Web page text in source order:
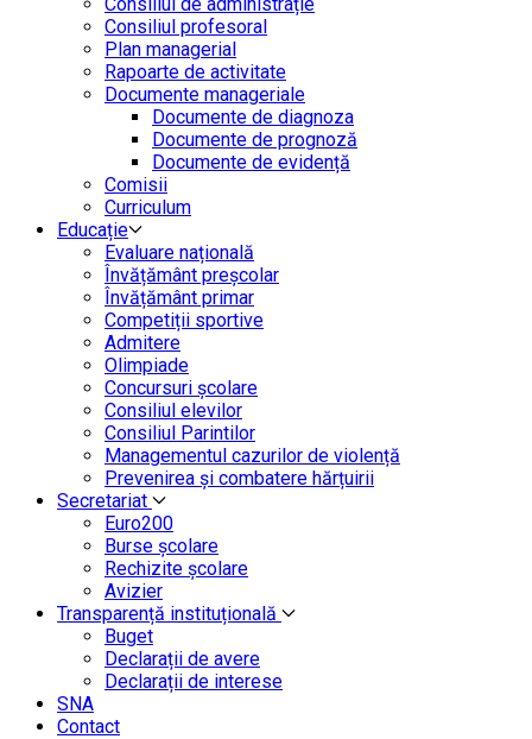
Consiliul profesoral
Plan managerial
Rapoarte de activitate
Documente manageriale
Documente de diagnoza
Documente de prognoză
Documente de evidență
Comisii
Curriculum
Educație
Evaluare națională
Învățământ preșcolar
Învățământ primar
Competiții sportive
Admitere
Olimpiade
Concursuri școlare
Consiliul elevilor
Consiliul Parintilor
Managementul cazurilor de violență
Prevenirea și combatere hărțuirii
Secretariat
Euro200
Burse școlare
Rechizite școlare
Avizier
Transparență instituțională
Buget
Declarații de avere
Declarații de interese
SNA
Contact